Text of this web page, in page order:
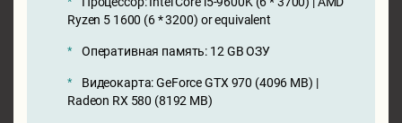
Ryzen 5 1600 (6 * 3200) or equivalent
Оперативная память: 12 GB ОЗУ
Видеокарта: GeForce GTX 970 (4096 MB) |
Radeon RX 580 (8192 MB)